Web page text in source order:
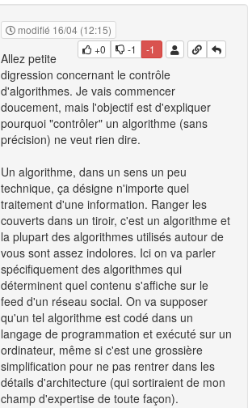
modifié 16/04 (12:15)
+0
-1 -1
Allez petite
digression concernant le contrôle
d'algorithmes. Je vais commencer
doucement, mais l'objectif est d'expliquer
pourquoi "contrôler" un algorithme (sans
précision) ne veut rien dire.
Un algorithme, dans un sens un peu
technique, ça désigne n'importe quel
traitement d'une information. Ranger les
couverts dans un tiroir, c'est un algorithme et
la plupart des algorithmes utilisés autour de
vous sont assez indolores. Ici on va parler
spécifiquement des algorithmes qui
déterminent quel contenu s'affiche sur le
feed d'un réseau social. On va supposer
qu'un tel algorithme est codé dans un
langage de programmation et exécuté sur un
ordinateur, même si c'est une grossière
simplification pour ne pas rentrer dans les
détails d'architecture (qui sortiraient de mon
champ d'expertise de toute façon).